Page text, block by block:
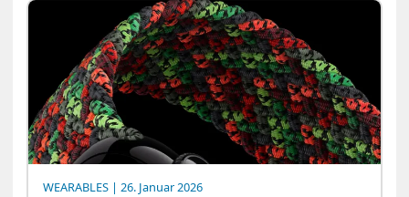
WEARABLES | 26. Januar 2026